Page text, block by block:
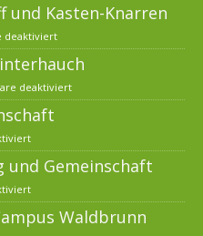
und Kasten-Knarren
deaktiviert
deaktiviert
Gemeinschaft
Waldbrunn